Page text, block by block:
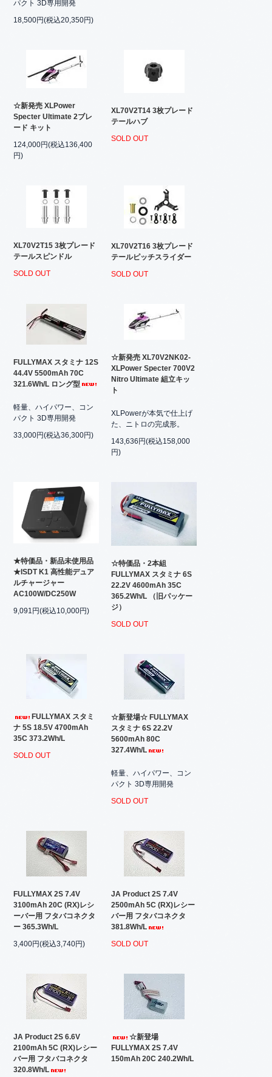
パクト 3D専用開発
18,500円(税込20,350円)
☆新発売 XLPower
Specter Ultimate 2ブレ
ード キット
124,000円(税込136,400
円)
XL70V2T14 3枚プレード
テールハブ
SOLD OUT
XL70V2T15 3枚プレード
テールスピンドル
SOLD OUT
XL70V2T16 3枚プレード
テールピッチスライダー
SOLD OUT
FULLYMAX スタミナ 12S
44.4V 5500mAh 70C
321.6Wh/L ロング型
軽量、ハイパワー、コン
パクト 3D専用開発
33,000円(税込36,300円)
☆新発売 XL70V2NK02-
XLPower Specter 700V2
Nitro Ultimate 組立キッ
ト
XLPowerが本気で仕上げ
た、ニトロの完成形。
143,636円(税込158,000
円)
★特価品・新品未使用品
★ISDT K1 高性能デュア
ルチャージャー
AC100W/DC250W
9,091円(税込10,000円)
☆特価品・2本組
FULLYMAX スタミナ 6S
22.2V 4600mAh 35C
365.2Wh/L （旧パッケー
ジ）
SOLD OUT
FULLYMAX スタミ
ナ 5S 18.5V 4700mAh
35C 373.2Wh/L
SOLD OUT
☆新登場☆ FULLYMAX
スタミナ 6S 22.2V
5600mAh 80C
327.4Wh/L
軽量、ハイパワー、コン
パクト 3D専用開発
SOLD OUT
FULLYMAX 2S 7.4V
3100mAh 20C (RX)レシ
ーバー用 フタバコネクタ
ー 365.3Wh/L
3,400円(税込3,740円)
JA Product 2S 7.4V
2500mAh 5C (RX)レシー
バー用 フタバコネクタ
381.8Wh/L
SOLD OUT
JA Product 2S 6.6V
2100mAh 5C (RX)レシー
バー用 フタバコネクタ
320.8Wh/L
☆新登場
FULLYMAX 2S 7.4V
150mAh 20C 240.2Wh/L